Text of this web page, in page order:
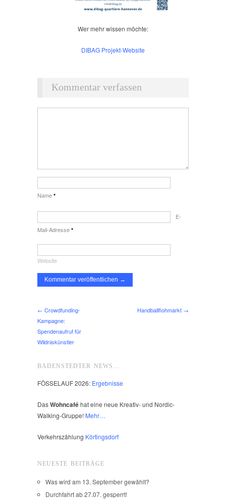
Wer mehr wissen möchte:
DIBAG Projekt-Website
Kommentar verfassen
Name *
E-
Mail-Adresse *
Website
← Crowdfunding-
Kampagne:
Spendenaufruf für
Wildniskünstler
Handballflohmarkt →
BADENSTEDTER NEWS…
FÖSSELAUF 2026: Ergebnisse
DasWohncaféhat eine neue Kreativ- und Nordic-
Walking-Gruppe! Mehr…
Verkehrszählung Körtingsdorf
NEUESTE BEITRÄGE
Was wird am 13. September gewählt?
Durchfahrt ab 27.07. gesperrt!